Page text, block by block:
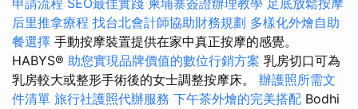
申請流程 SEO最佳實踐 柬埔寨簽證辦理教學 足底放鬆按摩
后里推拿療程 找台北會計師協助財務規劃 多樣化外燴自助
餐選擇 手動按摩裝置提供在家中真正按摩的感覺。
HABYS® 助您實現品牌價值的數位行銷方案 乳房切口可為
乳房較大或整形手術後的女士調整按摩床。 辦護照所需文
件清單 旅行社護照代辦服務 下午茶外燴的完美搭配 Bodhi